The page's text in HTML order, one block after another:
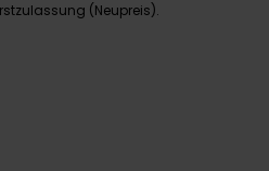
(Neupreis).